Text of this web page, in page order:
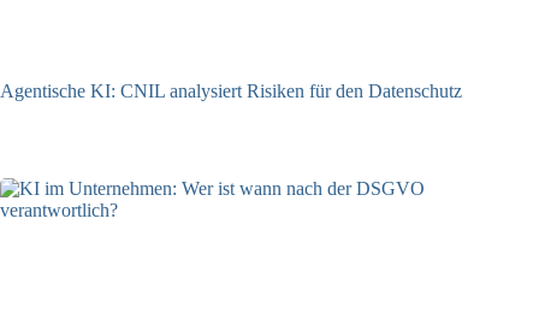
Agentische KI: CNIL analysiert Risiken für den Datenschutz